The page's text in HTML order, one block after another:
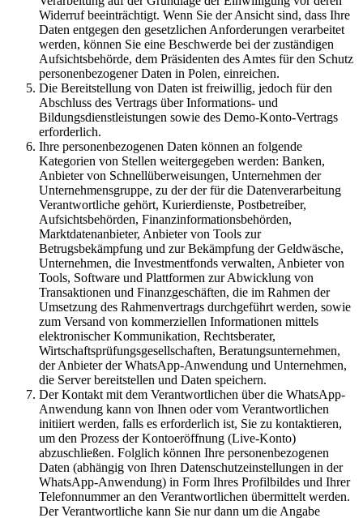
Widerruf beeinträchtigt. Wenn Sie der Ansicht sind, dass Ihre
Daten entgegen den gesetzlichen Anforderungen verarbeitet
werden, können Sie eine Beschwerde bei der zuständigen
Aufsichtsbehörde, dem Präsidenten des Amtes für den Schutz
personenbezogener Daten in Polen, einreichen.
Die Bereitstellung von Daten ist freiwillig, jedoch für den
Abschluss des Vertrags über Informations- und
Bildungsdienstleistungen sowie des Demo-Konto-Vertrags
erforderlich.
Ihre personenbezogenen Daten können an folgende
Kategorien von Stellen weitergegeben werden: Banken,
Anbieter von Schnellüberweisungen, Unternehmen der
Unternehmensgruppe, zu der der für die Datenverarbeitung
Verantwortliche gehört, Kurierdienste, Postbetreiber,
Aufsichtsbehörden, Finanzinformationsbehörden,
Marktdatenanbieter, Anbieter von Tools zur
Betrugsbekämpfung und zur Bekämpfung der Geldwäsche,
Unternehmen, die Investmentfonds verwalten, Anbieter von
Tools, Software und Plattformen zur Abwicklung von
Transaktionen und Finanzgeschäften, die im Rahmen der
Umsetzung des Rahmenvertrags durchgeführt werden, sowie
zum Versand von kommerziellen Informationen mittels
elektronischer Kommunikation, Rechtsberater,
Wirtschaftsprüfungsgesellschaften, Beratungsunternehmen,
der Anbieter der WhatsApp-Anwendung und Unternehmen,
die Server bereitstellen und Daten speichern.
Der Kontakt mit dem Verantwortlichen über die WhatsApp-
Anwendung kann von Ihnen oder vom Verantwortlichen
initiiert werden, falls es erforderlich ist, Sie zu kontaktieren,
um den Prozess der Kontoeröffnung (Live-Konto)
abzuschließen. Folglich können Ihre personenbezogenen
Daten (abhängig von Ihren Datenschutzeinstellungen in der
WhatsApp-Anwendung) in Form Ihres Profilbildes und Ihrer
Telefonnummer an den Verantwortlichen übermittelt werden.
Der Verantwortliche kann Sie nur dann um die Angabe